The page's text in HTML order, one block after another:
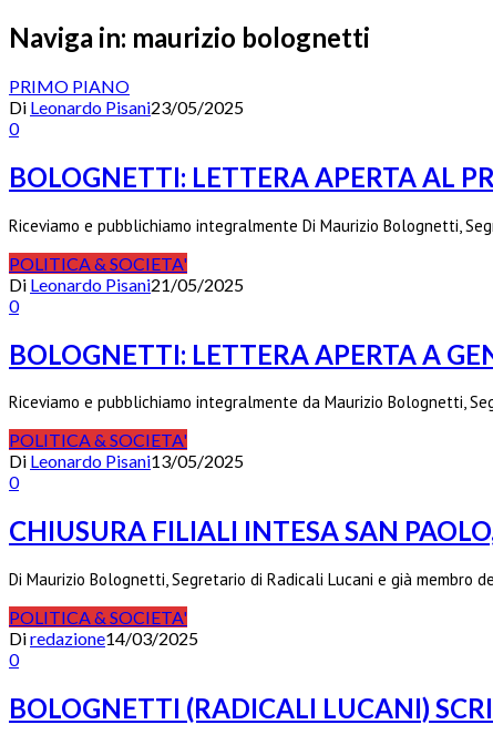
Naviga in: maurizio bolognetti
PRIMO PIANO
Di Leonardo Pisani23/05/2025
0
BOLOGNETTI: LETTERA APERTA AL
Riceviamo e pubblichiamo integralmente Di Maurizio Bolognetti,
POLITICA & SOCIETA'
Di Leonardo Pisani21/05/2025
0
BOLOGNETTI: LETTERA APERTA A
Riceviamo e pubblichiamo integralmente da Maurizio Bolognetti,
POLITICA & SOCIETA'
Di Leonardo Pisani13/05/2025
0
CHIUSURA FILIALI INTESA SAN
Di Maurizio Bolognetti, Segretario di Radicali Lucani e già membro
POLITICA & SOCIETA'
Diredazione14/03/2025
0
BOLOGNETTI (RADICALI LUCANI)